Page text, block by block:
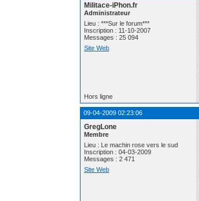
Militace-iPhon.fr
Administrateur
Lieu : ***Sur le forum***
Inscription : 11-10-2007
Messages : 25 094
Site Web
Hors ligne
09-04-2009 02:23:06
GregLone
Membre
Lieu : Le machin rose vers le sud
Inscription : 04-03-2009
Messages : 2 471
Site Web